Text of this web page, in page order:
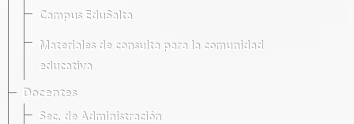
Campus EduSalta
Materiales de consulta para la comunidad
educativa
Docentes
Sec. de Administración